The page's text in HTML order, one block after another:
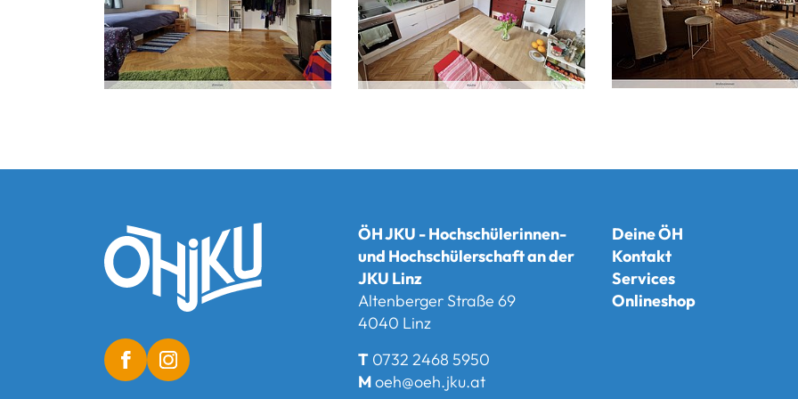
ÖH JKU - Hochschülerinnen-
und Hochschülerschaft an der
JKU Linz
Altenberger Straße 69
4040 Linz
T 0732 2468 5950
Moeh@oeh.jku.at
Deine ÖH
Kontakt
Services
Onlineshop